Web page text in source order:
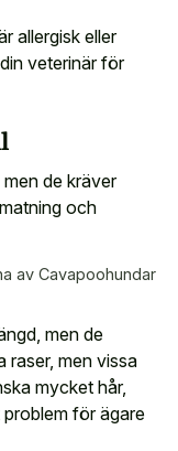
allergisk eller
veterinär för
de kräver
och
av Cavapoohundar
men de
raser, men vissa
mycket hår,
för ägare